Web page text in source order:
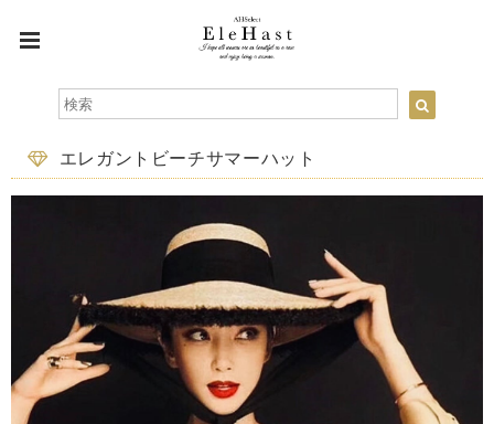
エレガントビーチサマーハット